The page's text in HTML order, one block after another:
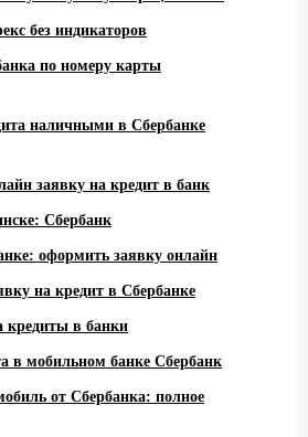
без индикаторов
по номеру карты
наличными в Сбербанке
заявку на кредит в банк
Сбербанк
оформить заявку онлайн
на кредит в Сбербанке
кредиты в банки
в мобильном банке Сбербанк
от Сбербанка: полное